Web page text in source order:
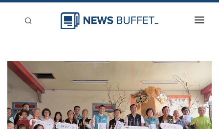
新聞稿分類
登入
刊登